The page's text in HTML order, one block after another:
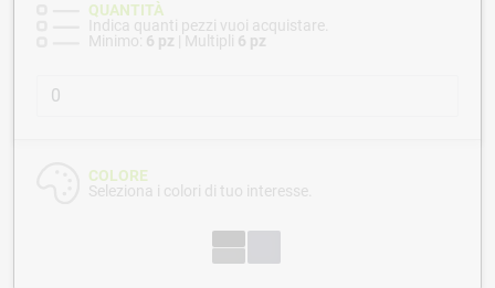
QUANTITÀ
Indica quanti pezzi vuoi acquistare.
Minimo: 6 pz | Multipli 6 pz
COLORE
Seleziona i colori di tuo interesse.